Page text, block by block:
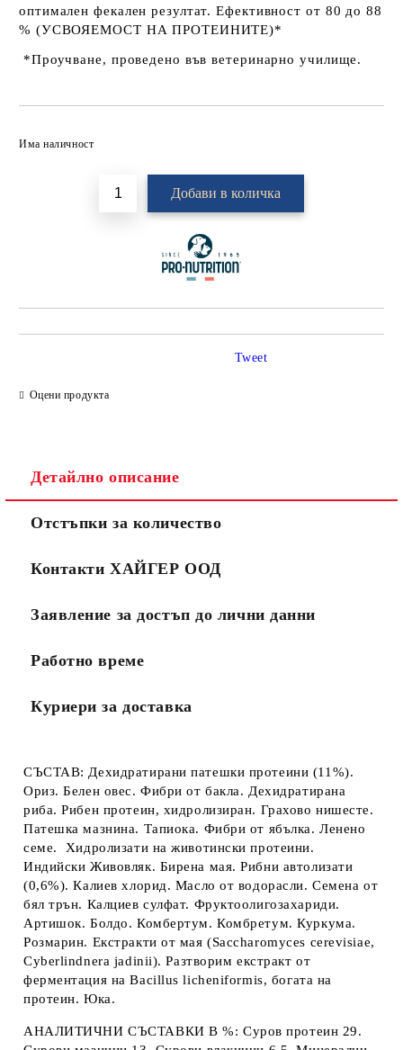
оптимален фекален резултат. Ефективност от 80 до 88
% (УСВОЯЕМОСТ НА ПРОТЕИНИТЕ)*
*Проучване, проведено във ветеринарно училище.
Има наличност
Оцени продукта
Tweet
Детайлно описание
Отстъпки за количество
Контакти ХАЙГЕР ООД
Заявление за достъп до лични данни
Работно време
Куриери за доставка
СЪСТАВ: Дехидратирани патешки протеини (11%).
Ориз. Белен овес. Фибри от бакла. Дехидратирана
риба. Рибен протеин, хидролизиран. Грахово нишесте.
Патешка мазнина. Тапиока. Фибри от ябълка. Ленено
семе. Хидролизати на животински протеини.
Индийски Живовляк. Бирена мая. Рибни автолизати
(0,6%). Калиев хлорид. Масло от водорасли. Семена от
бял трън. Калциев сулфат. Фруктоолигозахариди.
Артишок. Болдо. Комбертум. Комбретум. Куркума.
Розмарин. Екстракти от мая (Saccharomyces cerevisiae,
Cyberlindnera jadinii). Разтворим екстракт от
ферментация на Bacillus licheniformis, богата на
протеин. Юка.
АНАЛИТИЧНИ СЪСТАВКИ В %: Суров протеин 29.